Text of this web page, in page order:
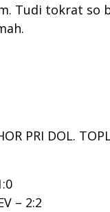
Tudi tokrat so
PRI DOL.
– 2:2